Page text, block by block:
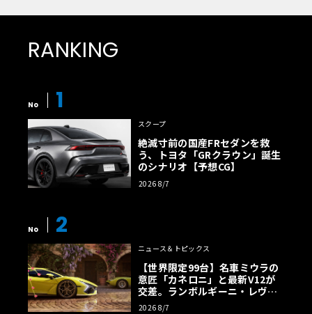
RANKING
No 1
スクープ
絶滅寸前の国産FRセダンを救
う、トヨタ「GRクラウン」誕生
のシナリオ【予想CG】
2026 8/7
No 2
ニュース＆トピックス
【世界限定99台】名車ミウラの
意匠「カネロニ」と最新V12が
交差。ランボルギーニ・レヴエ
ルトに60周年記念車が登場
2026 8/7